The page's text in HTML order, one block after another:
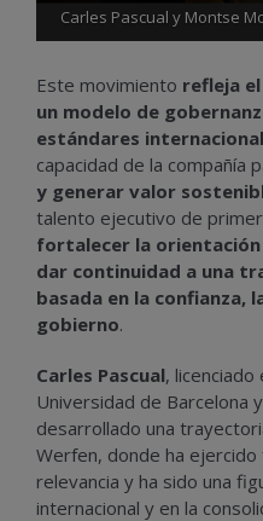
Carles Pascual y Montse
Este movimiento refleja
un modelo de
estándares
capacidad de la compañía
y generar valor
talento ejecutivo de
fortalecer la orientación
dar continuidad a una
basada en la confianza,
gobierno.
Carles Pascual,
Universidad de Barcelona
desarrollado una
Werfen, donde ha
relevancia y ha sido una
internacional y en la